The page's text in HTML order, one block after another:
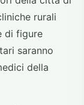
rurali
di figure
saranno
della